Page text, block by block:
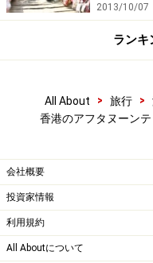
クッキー生地とプリン
合わせ、アツアツの
飲茶のメニューにもあ
いしい！」エッグタル
お目当てのタルトをい
みてくださいね。美味
ません。
＜DATA＞
2013/10/07
ランキ
All About > 旅行 >
香港のアフタヌーン
会社概要
投資家情報
利用規約
All Aboutについて